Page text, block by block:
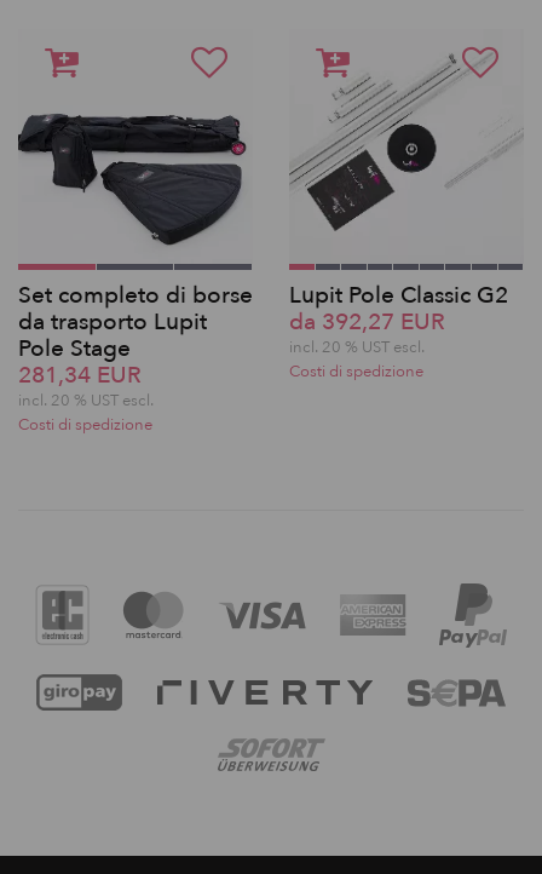
Set completo di borse
da trasporto Lupit
Pole Stage
281,34 EUR
incl. 20 % UST escl.
Costi di spedizione
Lupit Pole Classic G2
da 392,27 EUR
incl. 20 % UST escl.
Costi di spedizione